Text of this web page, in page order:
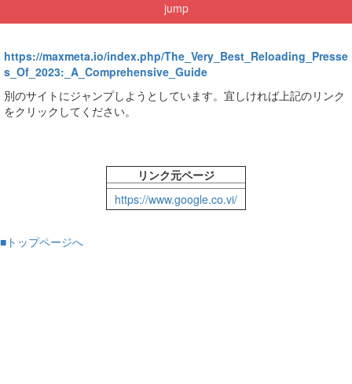
jump
https://maxmeta.io/index.php/The_Very_Best_Reloading_Presse
s_Of_2023:_A_Comprehensive_Guide
別のサイトにジャンプしようとしています。宜しければ上記のリンク
をクリックしてください。
リンク元ページ
https://www.google.co.vi/
■トップページへ